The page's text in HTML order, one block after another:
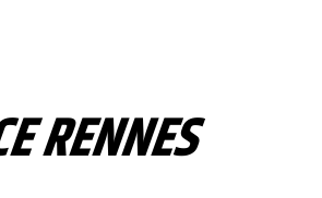
RENNES